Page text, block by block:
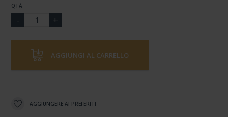
QTÀ
AGGIUNGI AL CARRELLO
AGGIUNGERE AI PREFERITI